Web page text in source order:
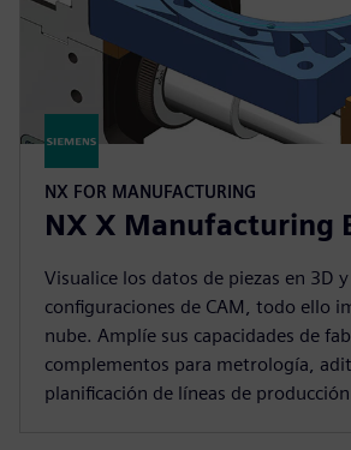
NX FOR MANUFACTURING
NX X Manufacturing
Visualice los datos de piezas en 3D y
configuraciones de CAM, todo ello
nube. Amplíe sus capacidades de
complementos para metrología,
planificación de líneas de